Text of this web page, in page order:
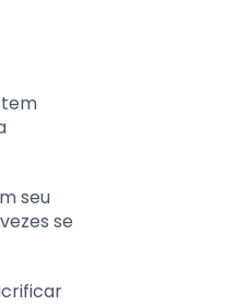
seu
se